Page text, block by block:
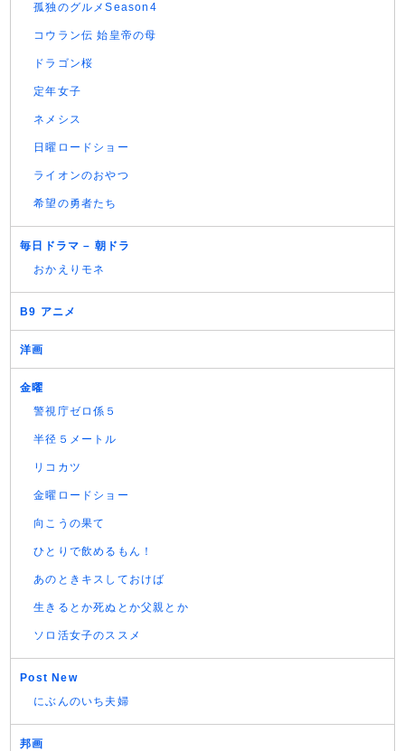
孤独のグルメSeason4
コウラン伝 始皇帝の母
ドラゴン桜
定年女子
ネメシス
日曜ロードショー
ライオンのおやつ
希望の勇者たち
毎日ドラマ – 朝ドラ
おかえりモネ
B9 アニメ
洋画
金曜
警視庁ゼロ係５
半径５メートル
リコカツ
金曜ロードショー
向こうの果て
ひとりで飲めるもん！
あのときキスしておけば
生きるとか死ぬとか父親とか
ソロ活女子のススメ
Post New
にぶんのいち夫婦
邦画